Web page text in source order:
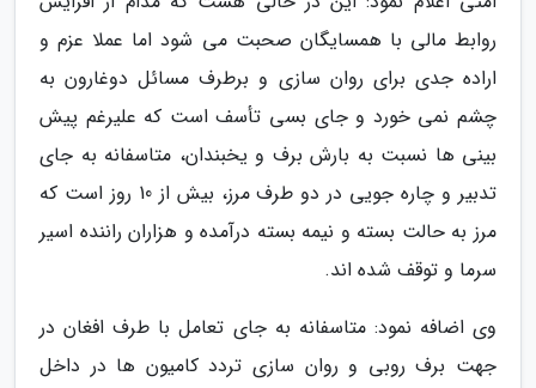
روابط مالی با همسایگان صحبت می شود اما عملا عزم و
اراده جدی برای روان سازی و برطرف مسائل دوغارون به
چشم نمی خورد و جای بسی تأسف است که علیرغم پیش
بینی ها نسبت به بارش برف و یخبندان، متاسفانه به جای
تدبیر و چاره جویی در دو طرف مرز، بیش از 10 روز است که
مرز به حالت بسته و نیمه بسته درآمده و هزاران راننده اسیر
سرما و توقف شده اند.
وی اضافه نمود: متاسفانه به جای تعامل با طرف افغان در
جهت برف روبی و روان سازی تردد کامیون ها در داخل